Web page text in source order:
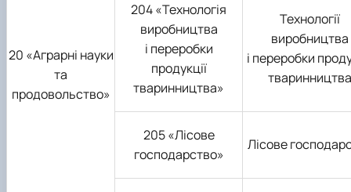
20 «Аграрні науки
та
продовольство»
204 «Технологія
виробництва
і переробки
продукції
тваринництва»
Технології
виробництва
і переробки
тваринництва
205 «Лісове
господарство»
Лісове